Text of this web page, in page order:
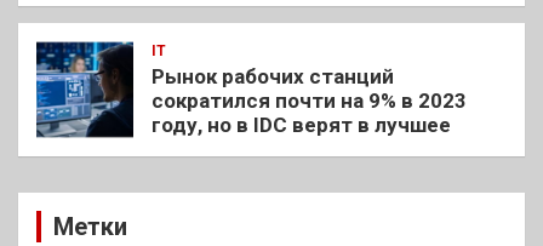
IT
Рынок рабочих станций
сократился почти на 9% в 2023
году, но в IDC верят в лучшее
Метки